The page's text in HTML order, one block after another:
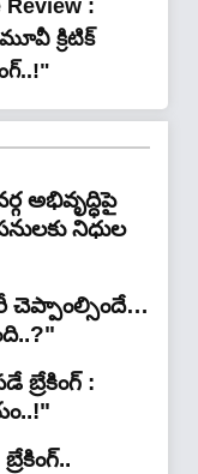
:
క్రిటిక్
అభివృద్ధిపై
నిధుల
చెప్పాంల్సిందే…
బ్రేకింగ్ :